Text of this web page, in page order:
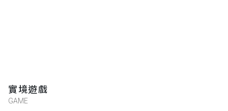
實境遊戲
GAME